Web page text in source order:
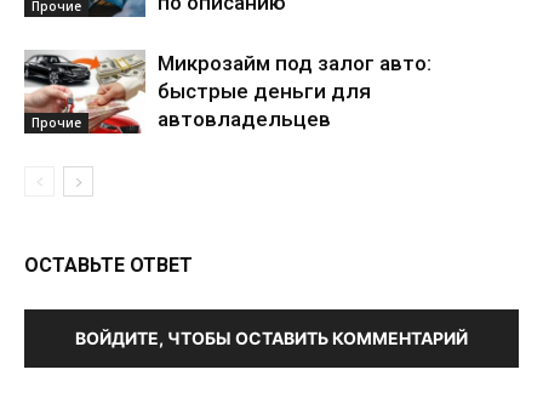
Прочие
Прочие
Микрозайм под залог авто:
быстрые деньги для
автовладельцев
ОСТАВЬТЕ ОТВЕТ
ВОЙДИТЕ, ЧТОБЫ ОСТАВИТЬ КОММЕНТАРИЙ